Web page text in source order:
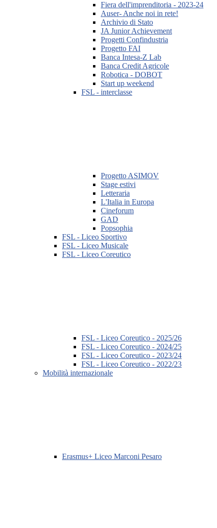
Fiera dell'imprenditoria - 2023-24
Auser- Anche noi in rete!
Archivio di Stato
JA Junior Achievement
Progetti Confindustria
Progetto FAI
Banca Intesa-Z Lab
Banca Credit Agricole
Robotica - DOBOT
Start up weekend
FSL - interclasse
Progetto ASIMOV
Stage estivi
Letteraria
L'Italia in Europa
Cineforum
GAD
Popsophia
FSL - Liceo Sportivo
FSL - Liceo Musicale
FSL - Liceo Coreutico
FSL - Liceo Coreutico - 2025/26
FSL - Liceo Coreutico - 2024/25
FSL - Liceo Coreutico - 2023/24
FSL - Liceo Coreutico - 2022/23
Mobilità internazionale
Erasmus+ Liceo Marconi Pesaro